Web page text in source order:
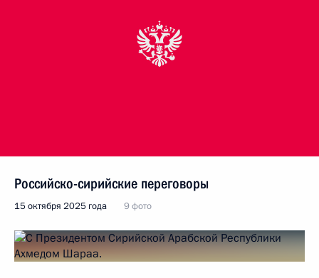
Российско-сирийские переговоры
15 октября 2025 года 9 фото